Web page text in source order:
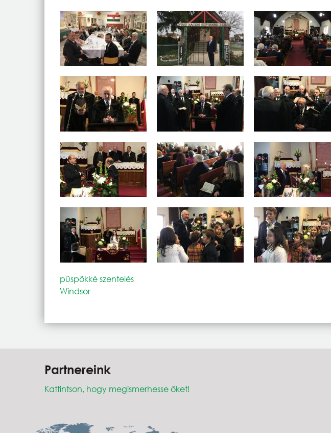
püspökké szentelés
Windsor
Partnereink
Kattintson, hogy megismerhesse őket!